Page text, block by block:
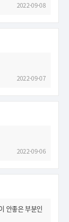
2022-09-08
2022-09-07
2022-09-06
안좋은 부분인